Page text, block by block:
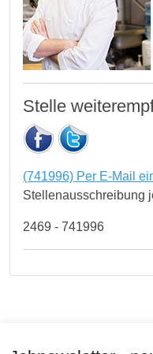
Stelle
(741996) Per E-Mail
Stellenausschreibung
2469 - 741996